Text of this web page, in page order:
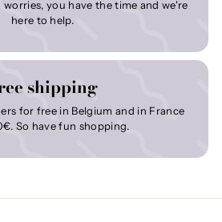
worries, you have the time and we're
here to help.
shipping
for free in Belgium and in France
So have fun shopping.